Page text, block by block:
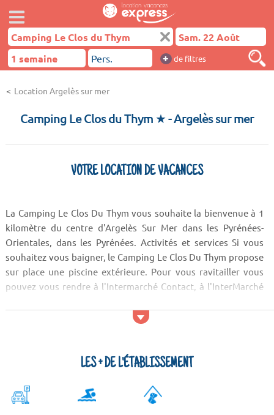
+ de filtres
Location Argelès sur mer
Camping Le Clos du Thym ★- Argelès sur mer
VOTRE LOCATION DE VACANCES
La Camping Le Clos Du Thym vous souhaite la bienvenue à 1
kilomètre du centre d'Argelès Sur Mer dans les Pyrénées-
Orientales, dans les Pyrénées. Activités et services Si vous
souhaitez vous baigner, le Camping Le Clos Du Thym propose
sur place une piscine extérieure. Pour vous ravitailler vous
pouvez vous rendre à l'Intermarché Contact, à l'InterMarché
Cafeteria Crescendo, à l'Are Y Sem ...
LES + DE L'ÉTABLISSEMENT